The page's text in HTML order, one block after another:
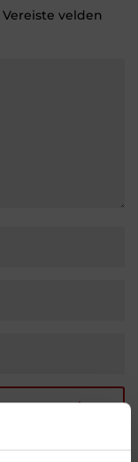
Vereiste velden